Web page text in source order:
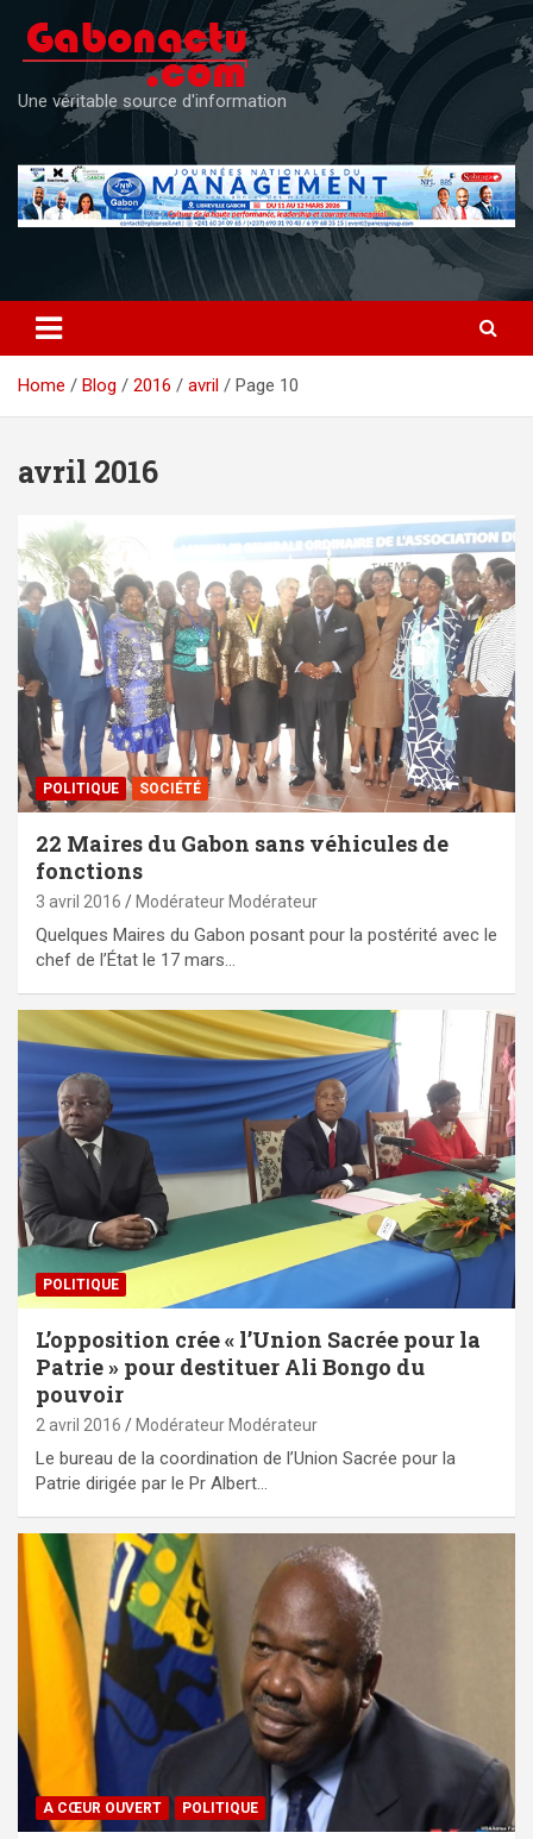
content
Une véritable source d'information
Home Blog 2016 avril Page 10
avril 2016
POLITIQUE SOCIÉTÉ
22 Maires du Gabon sans véhicules de
fonctions
3 avril 2016 Modérateur Modérateur
Quelques Maires du Gabon posant pour la postérité avec le
chef de l’État le 17 mars…
POLITIQUE
L’opposition crée « l’Union Sacrée pour la
Patrie » pour destituer Ali Bongo du
pouvoir
2 avril 2016 Modérateur Modérateur
Le bureau de la coordination de l’Union Sacrée pour la
Patrie dirigée par le Pr Albert…
A CŒUR OUVERT POLITIQUE